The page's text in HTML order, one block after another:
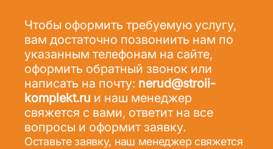
Чтобы оформить требуемую услугу,
вам достаточно позвониить нам по
указанным телефонам на сайте,
оформить обратный звонок или
написать на почту: nerud@stroii-
komplekt.ru и наш менеджер
свяжется с вами, ответит на все
вопросы и оформит заявку.
Оставьте заявку, наш менеджер свяжется